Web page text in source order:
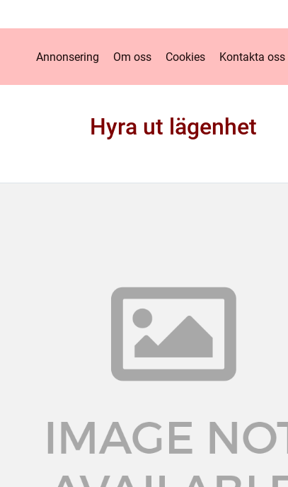
Annonsering Om oss Cookies Kontakta oss
Hyra ut lägenhet